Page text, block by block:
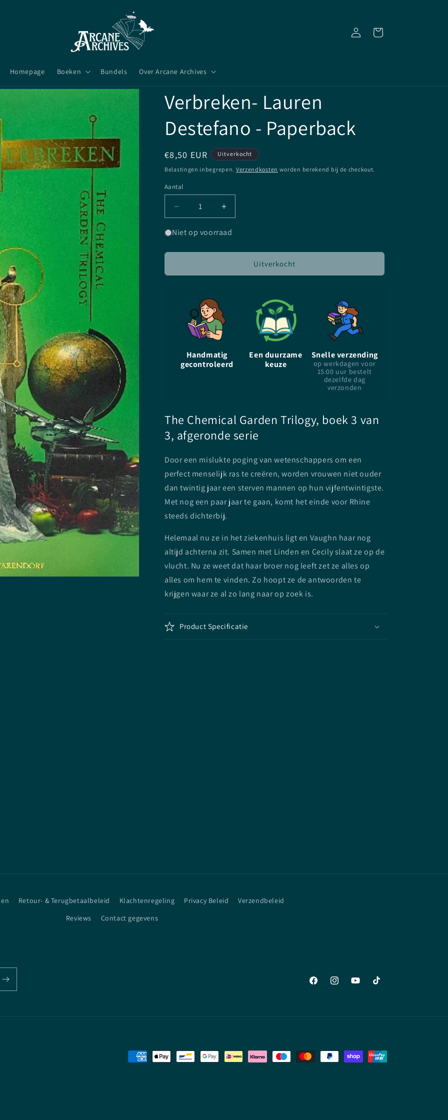
Homepage Boeken Bundels Over Arcane Archives
InloggenWinkelwagen
Verbreken- Lauren
Destefano - Paperback
Normale
prijs
€8,50 EUR Uitverkocht
Belastingen inbegrepen. Verzendkosten worden berekend bij de checkout.
Aantal
Aantal
Aantal
verlagen
voor
Lauren
-
Aantal
verhogen
voor
Lauren
Destefano
-
Niet op voorraad
Uitverkocht
Handmatig
gecontroleerd
Een duurzame
keuze
Snelle verzending
op werkdagen voor
15:00 uur bestelt
dezelfde dag
verzonden
The Chemical Garden Trilogy, boek 3 van
3, afgeronde serie
Door een mislukte poging van wetenschappers om een
perfect menselijk ras te creëren, worden vrouwen niet ouder
dan twintig jaar een sterven mannen op hun vijfentwintigste.
Met nog een paar jaar te gaan, komt het einde voor Rhine
steeds dichterbij.
Helemaal nu ze in het ziekenhuis ligt en Vaughn haar nog
altijd achterna zit. Samen met Linden en Cecily slaat ze op de
vlucht. Nu ze weet dat haar broer nog leeft zet ze alles op
alles om hem te vinden. Zo hoopt ze de antwoorden te
krijgen waar ze al zo lang naar op zoek is.
Product Specificatie
Retour- & Terugbetaalbeleid Klachtenregeling Privacy Beleid
Verzendbeleid
Reviews
Contact gegevens
FacebookInstagramYouTubeTikTok
Betaalmethoden